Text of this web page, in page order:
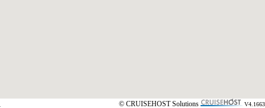
© CRUISEHOST Solutions V4.1663